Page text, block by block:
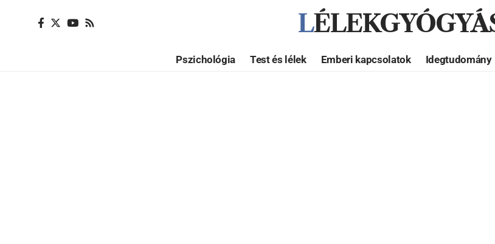
Pszichológia Test és lélek Emberi kapcsolatok Idegtudomány